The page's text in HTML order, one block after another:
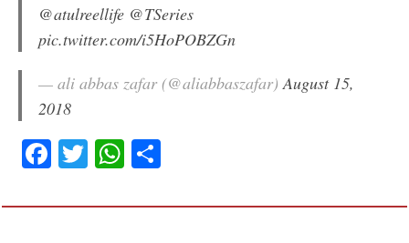
@atulreellife @TSeries
pic.twitter.com/i5HoPOBZGn
— ali abbas zafar (@aliabbaszafar)August 15,
2018
Fa
ce
b
T
wi
tt
W
h
at ar